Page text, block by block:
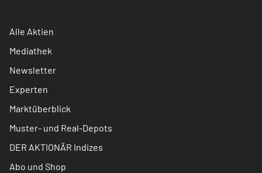
Alle Aktien
Mediathek
Newsletter
Experten
Marktüberblick
Muster- und Real-Depots
DER AKTIONÄR Indizes
Abo und Shop